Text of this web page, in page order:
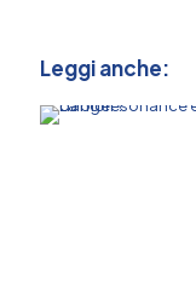
Leggi anche: